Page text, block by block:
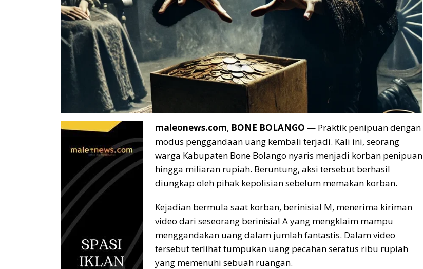
maleonews.com, BONE BOLANGO — Praktik penipuan dengan
modus penggandaan uang kembali terjadi. Kali ini, seorang
warga Kabupaten Bone Bolango nyaris menjadi korban penipuan
hingga miliaran rupiah. Beruntung, aksi tersebut berhasil
diungkap oleh pihak kepolisian sebelum memakan korban.
Kejadian bermula saat korban, berinisial M, menerima kiriman
video dari seseorang berinisial A yang mengklaim mampu
menggandakan uang dalam jumlah fantastis. Dalam video
tersebut terlihat tumpukan uang pecahan seratus ribu rupiah
yang memenuhi sebuah ruangan.